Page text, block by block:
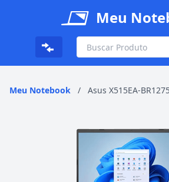
Meu
Meu Notebook / Asus X515EA-